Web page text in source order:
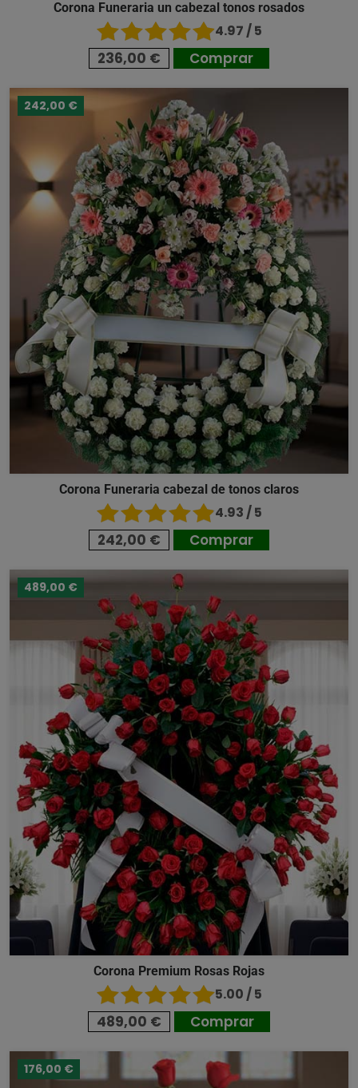
Corona Funeraria un cabezal tonos rosados
4.97 / 5
236,00 € Comprar
242,00 €
Corona Funeraria cabezal de tonos claros
4.93 / 5
242,00 € Comprar
489,00 €
Corona Premium Rosas Rojas
5.00 / 5
489,00 € Comprar
176,00 €